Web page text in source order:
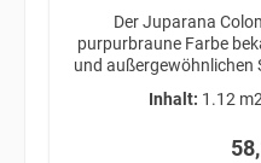
Der Juparana
purpurbraune Farbe
und außergewöhnlichen
Inhalt: 1.12 m2